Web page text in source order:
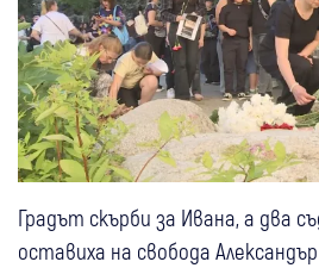
Градът скърби за Ивана, а два
оставиха на свобода